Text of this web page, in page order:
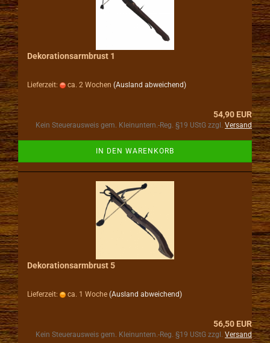
Dekorationsarmbrust 1
Lieferzeit: ca. 2 Wochen (Ausland abweichend)
54,90 EUR
Kein Steuerausweis gem. Kleinuntern.-Reg. §19 UStG zzgl. Versand
IN DEN WARENKORB
Dekorationsarmbrust 5
Lieferzeit: ca. 1 Woche (Ausland abweichend)
56,50 EUR
Kein Steuerausweis gem. Kleinuntern.-Reg. §19 UStG zzgl. Versand